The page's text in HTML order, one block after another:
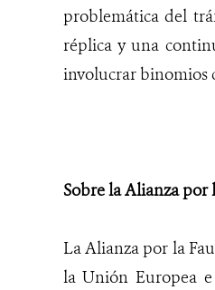
problemática del
réplica y una
involucrar binomios
Sobre la Alianza por
La Alianza por la
la Unión Europea